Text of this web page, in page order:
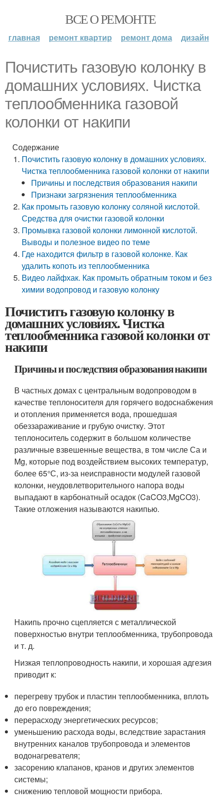
ВСЕ О РЕМОНТЕ
главная ремонт квартир ремонт дома дизайн
Почистить газовую колонку в
домашних условиях. Чистка
теплообменника газовой
колонки от накипи
Содержание
Почистить газовую колонку в домашних условиях.
Чистка теплообменника газовой колонки от накипи
Причины и последствия образования накипи
Признаки загрязнения теплообменника
Как промыть газовую колонку соляной кислотой.
Средства для очистки газовой колонки
Промывка газовой колонки лимонной кислотой.
Выводы и полезное видео по теме
Где находится фильтр в газовой колонке. Как
удалить копоть из теплообменника
Видео лайфхак. Как промыть обратным током и без
химии водопровод и газовую колонку
Почистить газовую колонку в
домашних условиях. Чистка
теплообменника газовой колонки от
накипи
Причины и последствия образования накипи
В частных домах с центральным водопроводом в
качестве теплоносителя для горячего водоснабжения
и отопления применяется вода, прошедшая
обеззараживание и грубую очистку. Этот
теплоноситель содержит в большом количестве
различные взвешенные вещества, в том числе Са и
Mg, которые под воздействием высоких температур,
более 65°С, из-за неисправности модулей газовой
колонки, неудовлетворительного напора воды
выпадают в карбонатный осадок (CaCO3,MgCO3).
Такие отложения называются накипью.
Накипь прочно сцепляется с металлической
поверхностью внутри теплообменника, трубопровода
и т. д.
Низкая теплопроводность накипи, и хорошая адгезия
приводит к:
перегреву трубок и пластин теплообменника, вплоть
до его повреждения;
перерасходу энергетических ресурсов;
уменьшению расхода воды, вследствие зарастания
внутренних каналов трубопровода и элементов
водонагревателя;
засорению клапанов, кранов и других элементов
системы;
снижению тепловой мощности прибора.